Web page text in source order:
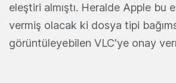
eleştiri almıştı. Heralde Apple bu
vermiş olacak ki dosya tipi
görüntüleyebilen VLC'ye onay